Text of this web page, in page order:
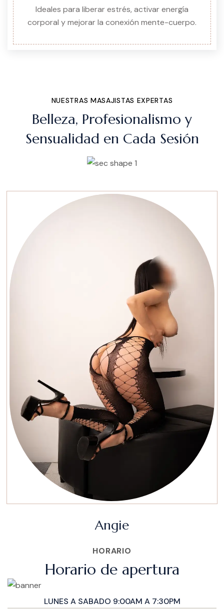
Ideales para liberar estrés, activar energía
corporal y mejorar la conexión mente-cuerpo.
NUESTRAS MASAJISTAS EXPERTAS
Belleza, Profesionalismo y
Sensualidad en Cada Sesión
Angie
HORARIO
Horario de apertura
LUNES A SABADO 9:00AM A 7:30PM